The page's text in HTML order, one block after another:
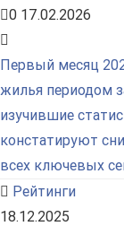
0 17.02.2026
Первый месяц
жилья периодом
изучившие
констатируют
всех ключевых
Рейтинги
18.12.2025